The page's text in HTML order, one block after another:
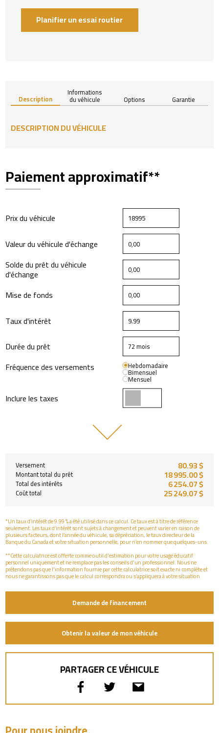
Planifier un essai routier
Description
Informations
du véhicule Options Garantie
DESCRIPTION DU VÉHICULE
Paiement approximatif**
Prix du véhicule
Valeur du véhicule d'échange
Solde du prêt du véhicule
d'échange
Mise de fonds
Taux d'intérêt
Durée du prêt
Fréquence des versements
Hebdomadaire
Bimensuel
Mensuel
Inclure les taxes
Versement 80.93 $
Montant total du prêt 18 995.00 $
Total des intérêts 6 254.07 $
Coût total 25 249.07 $
*Un taux d’intérêt de 9.99 % a été utilisé dans ce calcul. Ce taux est à titre de référence
seulement. Les taux d’intérêt sont sujets à changement et peuvent varier en raison de
plusieurs facteurs, dont l’année du véhicule, sa dépréciation, le taux directeur de la
Banque du Canada et votre situation personnelle, pour n’en nommer que quelques-uns.
**Cette calculatrice est offerte comme outil d'estimation pour votre usage éducatif
personnel uniquement et ne remplace pas les conseils d'un professionnel. Nous ne
prétendons pas que l'information fournie par cette calculatrice soit exacte ni complète et
nous ne garantissons pas que le calcul correspondra ou s’appliquera à votre situation.
Demande de financement
Obtenir la valeur de mon véhicule
PARTAGER CE VÉHICULE